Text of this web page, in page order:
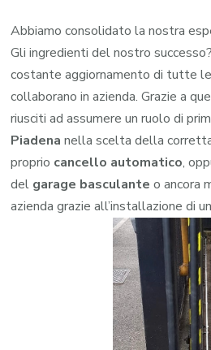
Abbiamo consolidato la nostra
Gli ingredienti del nostro
costante aggiornamento di tutte
collaborano in azienda. Grazie a
riusciti ad assumere un ruolo di
Piadena nella scelta della
proprio cancello automatico,
del garage basculante o ancora
azienda grazie all’installazione di